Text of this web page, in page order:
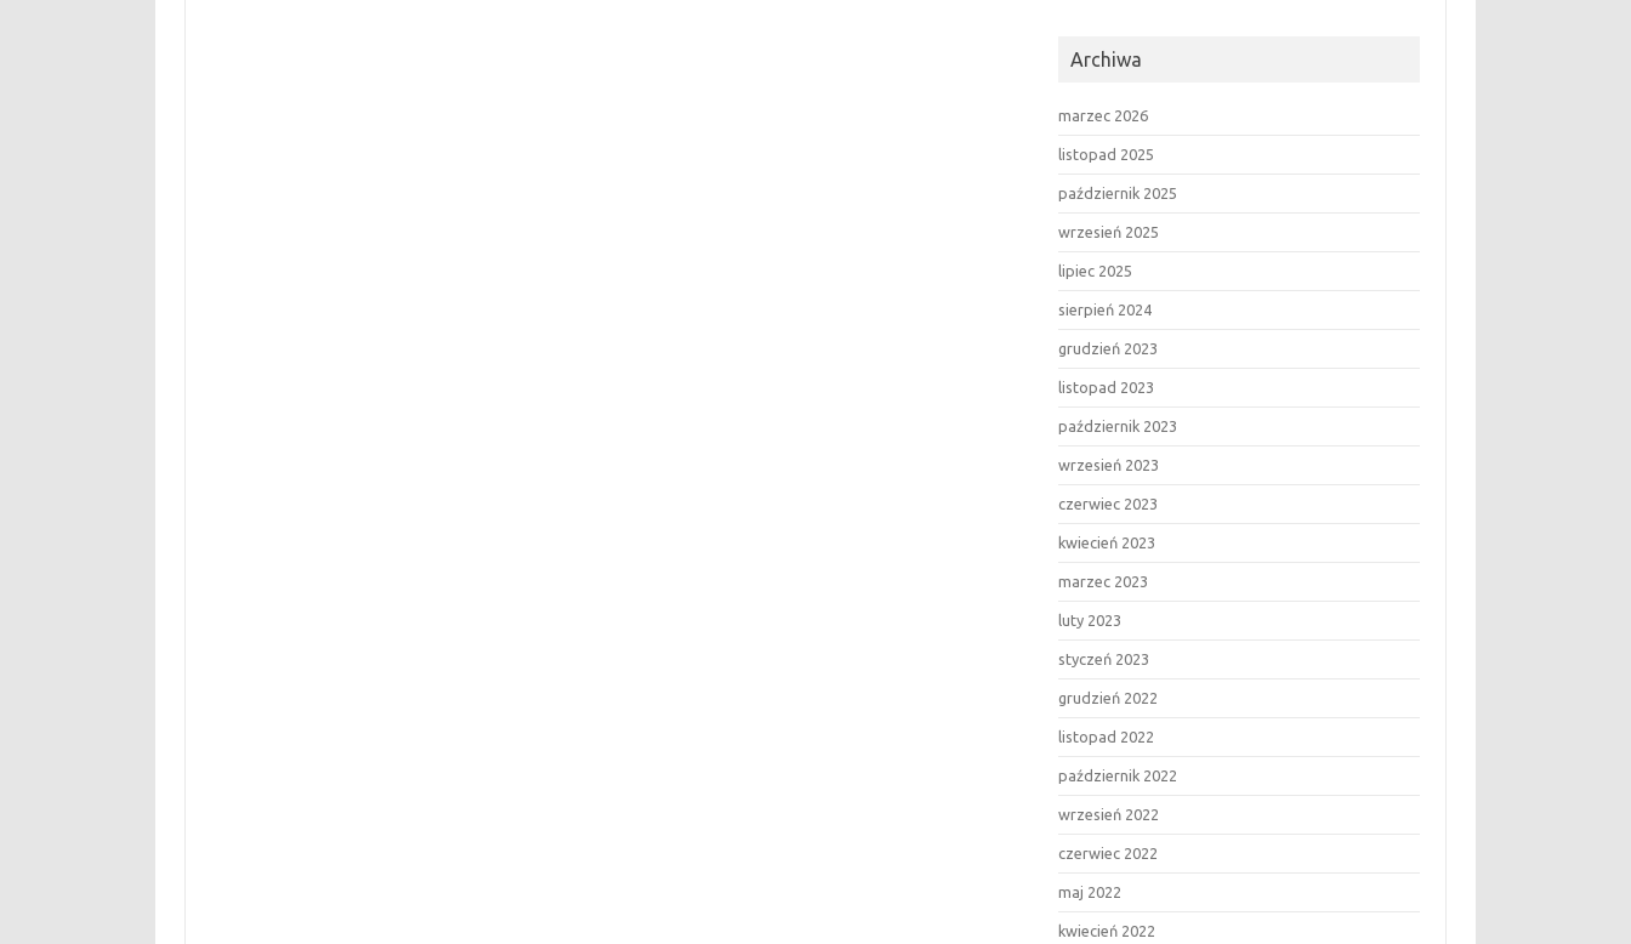
Archiwa
marzec 2026
listopad 2025
październik 2025
wrzesień 2025
lipiec 2025
sierpień 2024
grudzień 2023
listopad 2023
październik 2023
wrzesień 2023
czerwiec 2023
kwiecień 2023
marzec 2023
luty 2023
styczeń 2023
grudzień 2022
listopad 2022
październik 2022
wrzesień 2022
czerwiec 2022
maj 2022
kwiecień 2022